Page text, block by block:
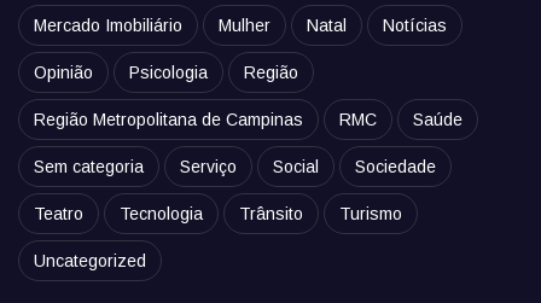
Mercado Imobiliário Mulher Natal Notícias
Opinião Psicologia Região
Região Metropolitana de Campinas RMC Saúde
Sem categoria Serviço Social Sociedade
Teatro Tecnologia Trânsito Turismo
Uncategorized